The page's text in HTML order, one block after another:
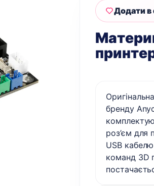
бренду
роз’єм для
USB
команд 3D
Додати в